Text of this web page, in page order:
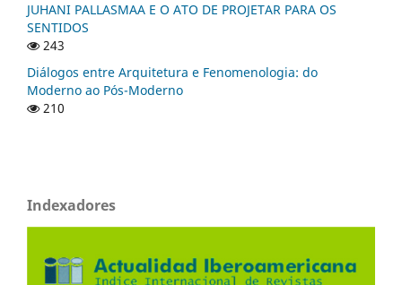
JUHANI PALLASMAA E O ATO DE PROJETAR PARA OS
SENTIDOS
243
Diálogos entre Arquitetura e Fenomenologia: do
Moderno ao Pós-Moderno
210
Indexadores